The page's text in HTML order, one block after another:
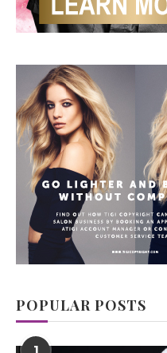
POPULAR POSTS